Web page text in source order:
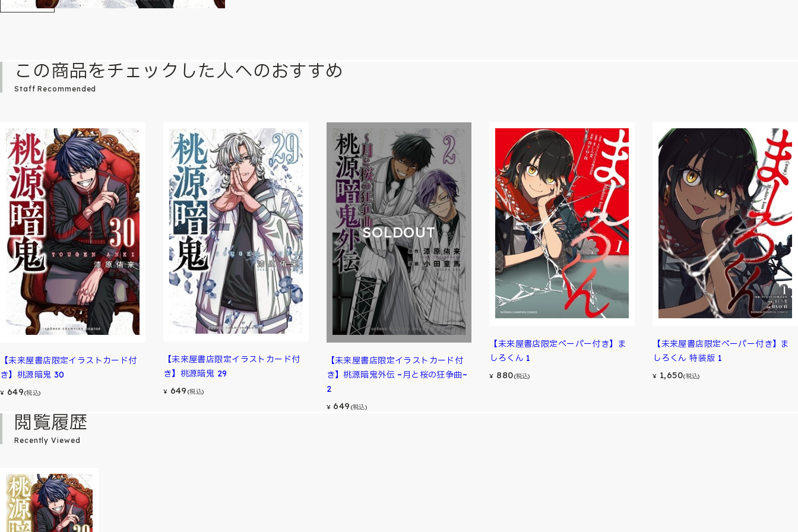
この商品をチェックした人へのおすすめ
Staff Recommended
【未来屋書店限定イラストカード付
き】桃源暗鬼 30
¥ 649(税込)
【未来屋書店限定イラストカード付
き】桃源暗鬼 29
¥ 649 (税込)
SOLDOUT
【未来屋書店限定イラストカード付
き】桃源暗鬼外伝 ~月と桜の狂争曲~
2
¥ 649 (税込)
【未来屋書店限定ペーパー付き】ま
しろくん 1
¥ 880(税込)
【未来屋書店限定ペーパー付き】ま
しろくん 特装版 1
¥ 1,650(税込)
閲覧履歴
Recently Viewed